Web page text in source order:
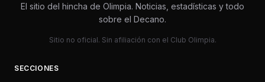
El sitio del hincha de Olimpia. Noticias, estadísticas y todo
sobre el Decano.
Sitio no oficial. Sin afiliación con el Club Olimpia.
SECCIONES